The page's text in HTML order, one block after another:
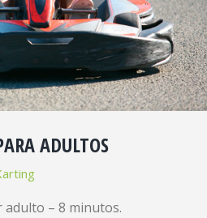
ADULTOS
adulto – 8 minutos.